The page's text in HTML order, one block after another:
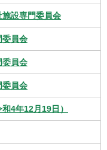
設専門委員会
委員会
委員会
委員会
4年12月19日）